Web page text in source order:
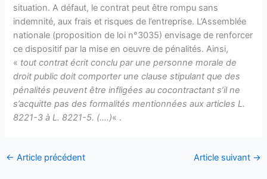
situation. A défaut, le contrat peut être rompu sans
indemnité, aux frais et risques de l’entreprise. L’Assemblée
nationale (proposition de loi n°3035) envisage de renforcer
ce dispositif par la mise en oeuvre de pénalités. Ainsi,
« tout contrat écrit conclu par une personne morale de
droit public doit comporter une clause stipulant que des
pénalités peuvent être infligées au cocontractant s’il ne
s’acquitte pas des formalités mentionnées aux articles L.
8221-3 à L. 8221-5. (….)« .
← Article précédent Article suivant →